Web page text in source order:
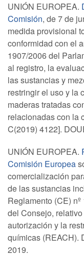
UNIÓN EUROPEA.
Comisión, de 7 de
medida provisional
conformidad con el
1907/2006 del
al registro, la
las sustancias y
restringir el uso y la
maderas tratadas
relacionadas con la
C(2019) 4122].
UNIÓN EUROPEA.
Comisión Europea
comercialización
de las sustancias
Reglamento (CE)
del Consejo,
autorización y la
químicas (REACH).
2019.